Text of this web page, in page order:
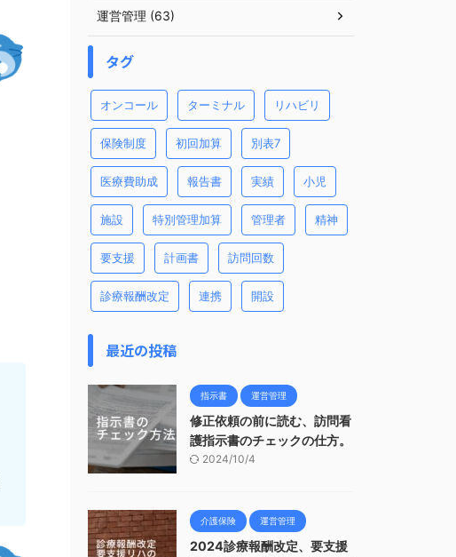
運営管理 (63)
タグ
オンコール ターミナル リハビリ
保険制度 初回加算 別表7
医療費助成 報告書 実績 小児
施設 特別管理加算 管理者 精神
要支援 計画書 訪問回数
診療報酬改定 連携 開設
最近の投稿
指示書 運営管理
修正依頼の前に読む、訪問看
護指示書のチェックの仕方。
2024/10/4
介護保険 運営管理
2024診療報酬改定、要支援